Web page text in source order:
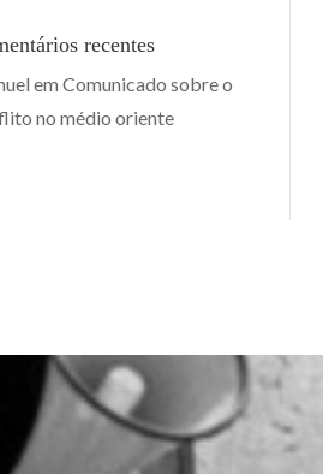
recentes
em Comunicado sobre o
no médio oriente